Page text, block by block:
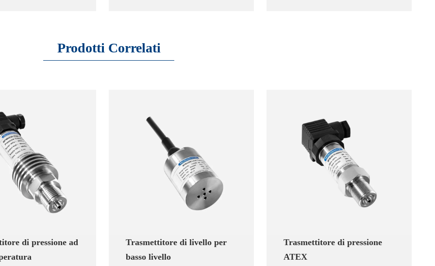
reale, individuare tempestivamente i
guasti quando si verificano anomalie e
Prodotti Correlati
di pressione ad
Trasmettitore di livello per
basso livello
Trasmettitore di pressione
ATEX